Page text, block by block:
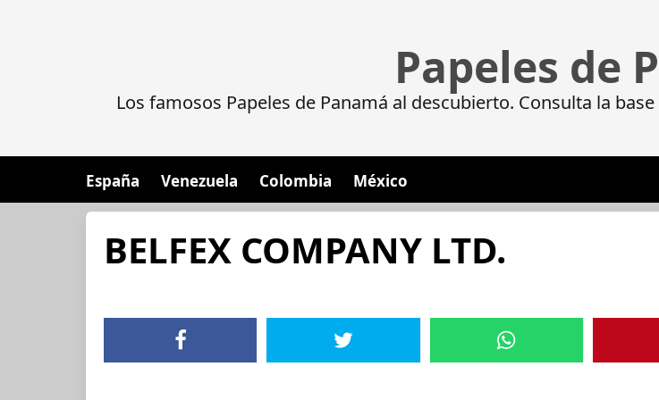
Papeles de
Los famosos Papeles de Panamá al descubierto. Consulta la
España Venezuela Colombia México
BELFEX COMPANY LTD.